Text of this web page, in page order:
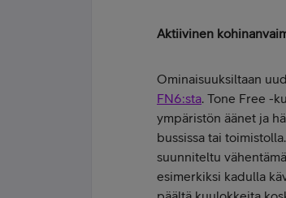
Aktiivinen
Ominaisuuksiltaan
FN6:sta. Tone Free -
ympäristön äänet ja
bussissa tai
suunniteltu
esimerkiksi kadulla